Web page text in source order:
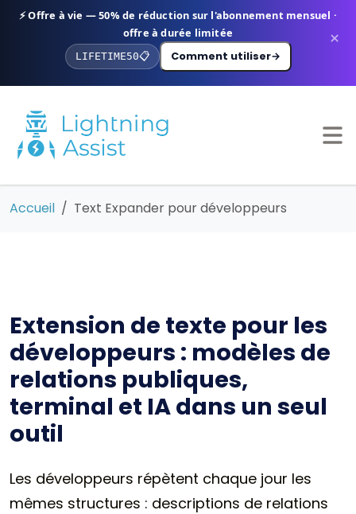
⚡ Offre à vie — 50% de réduction sur l'abonnement mensuel ·
offre à durée limitée
LIFETIME50📋 Comment utiliser→
×
Accueil Text Expander pour développeurs
Extension de texte pour les
développeurs : modèles de
relations publiques,
terminal et IA dans un seul
outil
Les développeurs répètent chaque jour les
mêmes structures : descriptions de relations